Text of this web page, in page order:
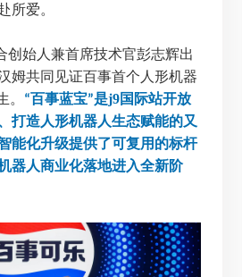
所爱。
创始人兼首席技术官彭志辉出
姆共同见证百事首个人形机器
。 “百事蓝宝”是j9国际站开放
打造人形机器人生态赋能的又
能化升级提供了可复用的标杆
器人商业化落地进入全新阶